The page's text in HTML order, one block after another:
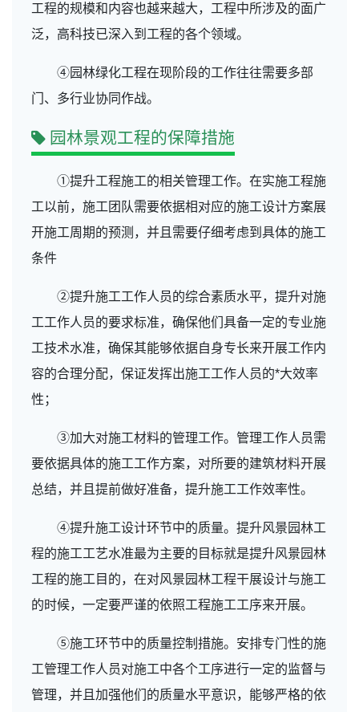
工程的规模和内容也越来越大，工程中所涉及的面广
泛，高科技已深入到工程的各个领域。
④园林绿化工程在现阶段的工作往往需要多部
门、多行业协同作战。
园林景观工程的保障措施
①提升工程施工的相关管理工作。在实施工程施
工以前，施工团队需要依据相对应的施工设计方案展
开施工周期的预测，并且需要仔细考虑到具体的施工
条件
②提升施工工作人员的综合素质水平，提升对施
工工作人员的要求标准，确保他们具备一定的专业施
工技术水准，确保其能够依据自身专长来开展工作内
容的合理分配，保证发挥出施工工作人员的*大效率
性；
③加大对施工材料的管理工作。管理工作人员需
要依据具体的施工工作方案，对所要的建筑材料开展
总结，并且提前做好准备，提升施工工作效率性。
④提升施工设计环节中的质量。提升风景园林工
程的施工工艺水准最为主要的目标就是提升风景园林
工程的施工目的，在对风景园林工程干展设计与施工
的时候，一定要严谨的依照工程施工工序来开展。
⑤施工环节中的质量控制措施。安排专门性的施
工管理工作人员对施工中各个工序进行一定的监督与
管理，并且加强他们的质量水平意识，能够严格的依